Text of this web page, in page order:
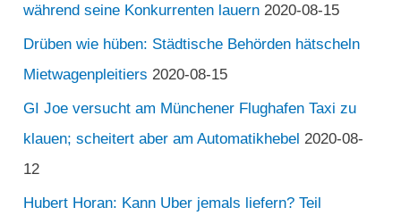
während seine Konkurrenten lauern 2020-08-15
Drüben wie hüben: Städtische Behörden hätscheln
Mietwagenpleitiers 2020-08-15
GI Joe versucht am Münchener Flughafen Taxi zu
klauen; scheitert aber am Automatikhebel 2020-08-
12
Hubert Horan: Kann Uber jemals liefern? Teil